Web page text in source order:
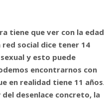
tiene que ver con la edad
red social dice tener 14
y esto puede
encontrarnos con
en realidad tiene 11
desenlace concreto, la